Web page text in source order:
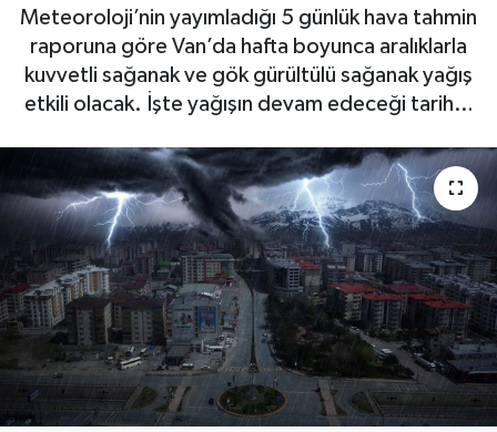
Meteoroloji’nin yayımladığı 5 günlük hava tahmin
raporuna göre Van’da hafta boyunca aralıklarla
kuvvetli sağanak ve gök gürültülü sağanak yağış
etkili olacak. İşte yağışın devam edeceği tarih…
Son Dakika Haberleri
Haber Arşivi